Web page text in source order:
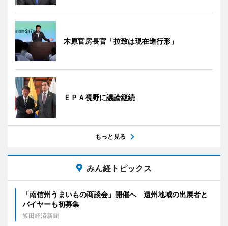
木原官房長官「拉致は現在進行形」
ＥＰＡ視野に議論継続
もっと見る
みん経トピックス
「南信州うまいもの商談会」開催へ 遠州地域の出展者と
バイヤーも初募集
飯田経済新聞